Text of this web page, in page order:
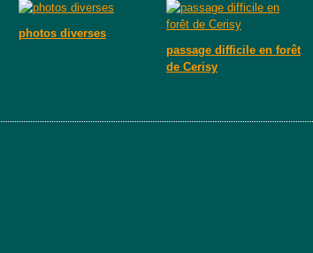
photos diverses
passage difficile en forêt
de Cerisy